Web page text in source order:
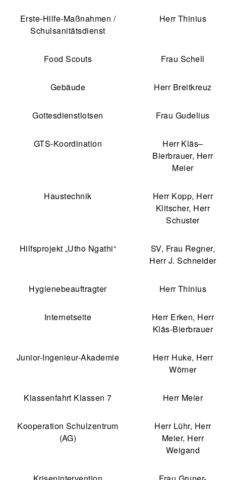
Erste-Hilfe-Maßnahmen /
Schulsanitätsdienst
Herr Thinius
Food Scouts Frau Schell
Gebäude Herr Breitkreuz
Gottesdienstlotsen Frau Gudelius
GTS-Koordination
Herr Kläs–
Bierbrauer, Herr
Meier
Haustechnik
Herr Kopp, Herr
Klitscher, Herr
Schuster
Hilfsprojekt „Utho Ngathi“
SV, Frau Regner,
Herr J. Schneider
Hygienebeauftragter Herr Thinius
Internetseite
Herr Erken, Herr
Kläs-Bierbrauer
Junior-Ingenieur-Akademie
Herr Huke, Herr
Wörner
Klassenfahrt Klassen 7 Herr Meier
Kooperation Schulzentrum
(AG)
Herr Lühr, Herr
Meier, Herr
Weigand